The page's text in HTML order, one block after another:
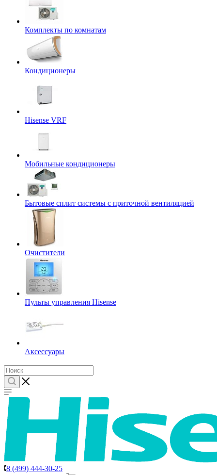
Комплекты по комнатам
Кондиционеры
Hisense VRF
Мобильные кондиционеры
Бытовые сплит системы с приточной вентиляцией
Очистители
Пульты управления Hisense
Аксессуары
8 (499) 444-30-25